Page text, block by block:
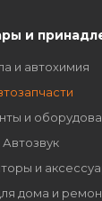
и
и автохимия
и
Автозвук
и
дома и